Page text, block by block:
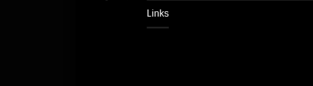
Links